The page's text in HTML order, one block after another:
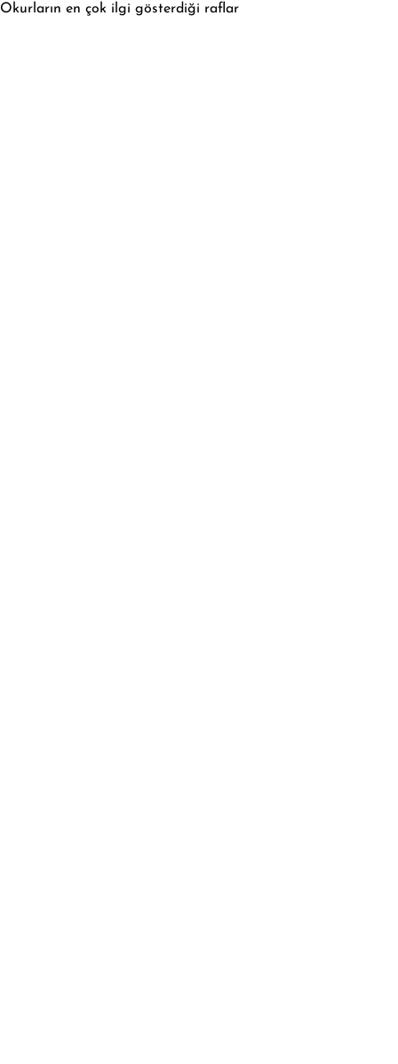
Okurların en çok ilgi gösterdiği raflar